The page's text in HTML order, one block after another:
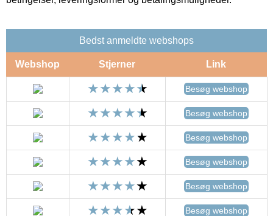
Bedst anmeldte webshops
Webshop Stjerner Link
Besøg webshop
Besøg webshop
Besøg webshop
Besøg webshop
Besøg webshop
Besøg webshop